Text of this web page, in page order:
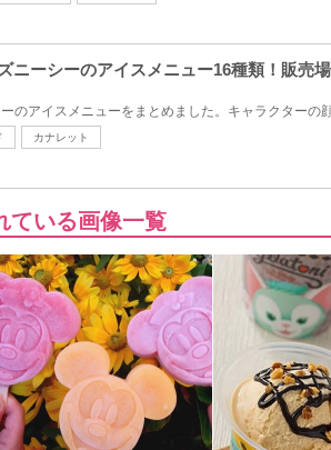
ニーシーのアイスメニュー16種類！販売
のアイスメニューをまとめました。キャラクターの
カナレット
ている画像一覧